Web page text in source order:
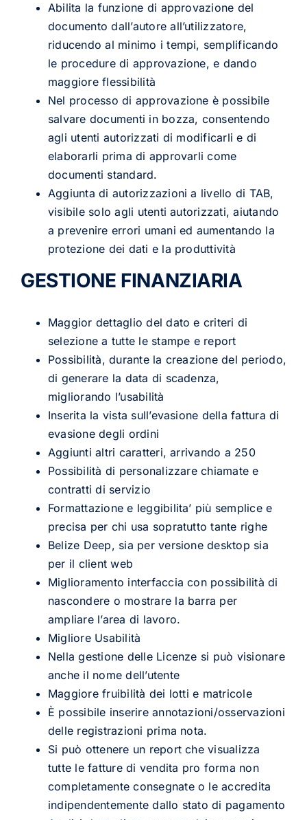
Abilita la funzione di approvazione del
documento dall’autore all’utilizzatore,
riducendo al minimo i tempi, semplificando
le procedure di approvazione, e dando
maggiore flessibilità
Nel processo di approvazione è possibile
salvare documenti in bozza, consentendo
agli utenti autorizzati di modificarli e di
elaborarli prima di approvarli come
documenti standard.
Aggiunta di autorizzazioni a livello di TAB,
visibile solo agli utenti autorizzati, aiutando
a prevenire errori umani ed aumentando la
protezione dei dati e la produttività
GESTIONE FINANZIARIA
Maggior dettaglio del dato e criteri di
selezione a tutte le stampe e report
Possibilità, durante la creazione del periodo,
di generare la data di scadenza,
migliorando l’usabilità
Inserita la vista sull’evasione della fattura di
evasione degli ordini
Aggiunti altri caratteri, arrivando a 250
Possibilità di personalizzare chiamate e
contratti di servizio
Formattazione e leggibilita’ più semplice e
precisa per chi usa sopratutto tante righe
Belize Deep, sia per versione desktop sia
per il client web
Miglioramento interfaccia con possibilità di
nascondere o mostrare la barra per
ampliare l’area di lavoro.
Migliore Usabilità
Nella gestione delle Licenze si può visionare
anche il nome dell’utente
Maggiore fruibilità dei lotti e matricole
È possibile inserire annotazioni/osservazioni
delle registrazioni prima nota.
Si può ottenere un report che visualizza
tutte le fatture di vendita pro forma non
completamente consegnate o le accredita
indipendentemente dallo stato di pagamento